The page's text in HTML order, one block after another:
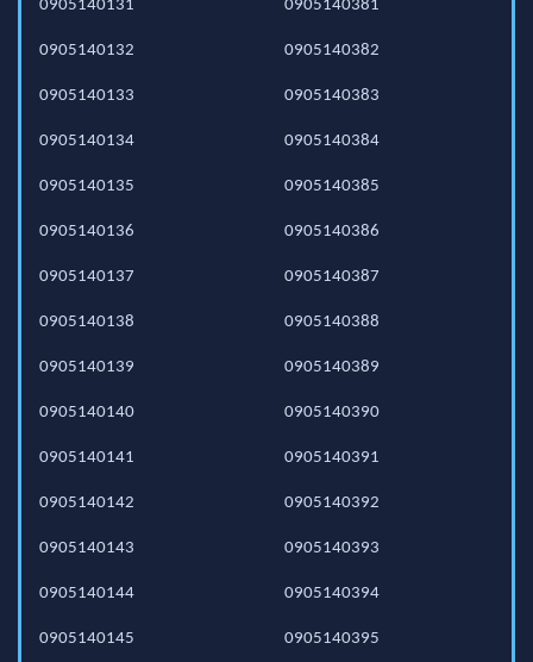
0905140131
0905140132
0905140133
0905140134
0905140135
0905140136
0905140137
0905140138
0905140139
0905140140
0905140141
0905140142
0905140143
0905140144
0905140145
0905140381
0905140382
0905140383
0905140384
0905140385
0905140386
0905140387
0905140388
0905140389
0905140390
0905140391
0905140392
0905140393
0905140394
0905140395